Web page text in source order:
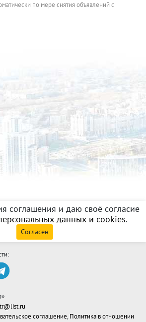
по мере снятия объявлений с
соглашения и даю своё согласие
данных и cookies.
Согласен
»
соглашение, Политика в отношении